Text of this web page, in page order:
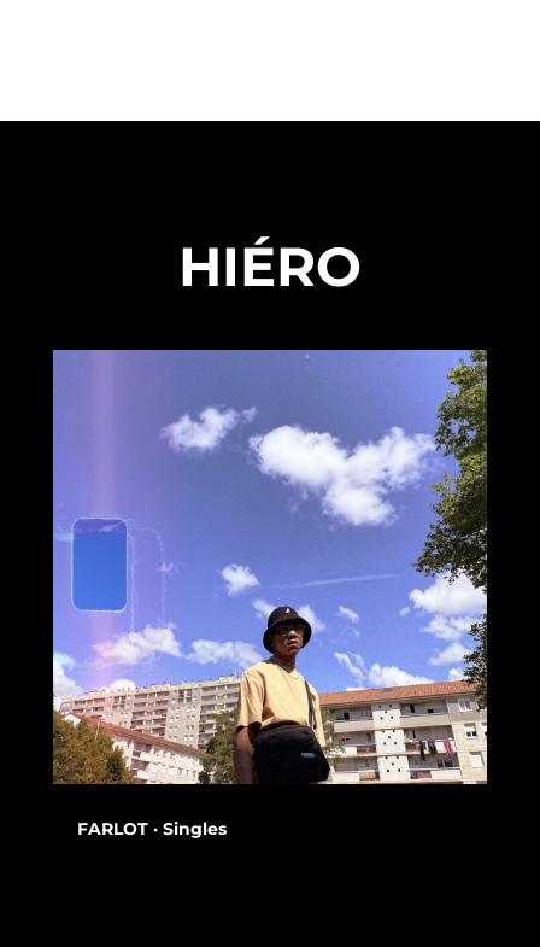
HIÉRO
FARLOT · Singles